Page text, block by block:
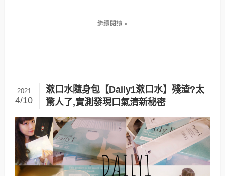
漱口水隨身包【Daily1漱口水】殘渣?太
驚人了,實測發現口氣清新秘密
2021
4/10